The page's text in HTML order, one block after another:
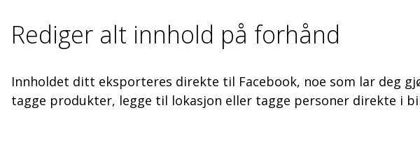
Rediger alt innhold på forhånd
Innholdet ditt eksporteres direkte til Facebook, noe som lar deg
tagge produkter, legge til lokasjon eller tagge personer direkte i